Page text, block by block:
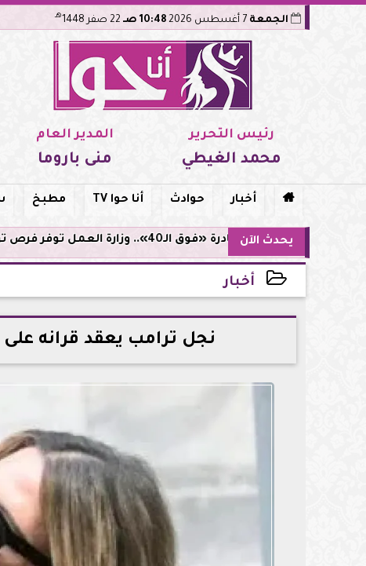
الجمعة 10:48 صـ هـ
رئيس التحرير
محمد الغيطي
المدير العام
منى باروما
 أخبار حوادث أنا حوا TV مطبخ
يحدث الآن
مبادرة «فوق الـ40».. وزارة العمل توفر فرص توظيف لأصحاب الخبرات
أخبار
2026-05-24 14:33:30
نجل ترامب يعقد قرانه